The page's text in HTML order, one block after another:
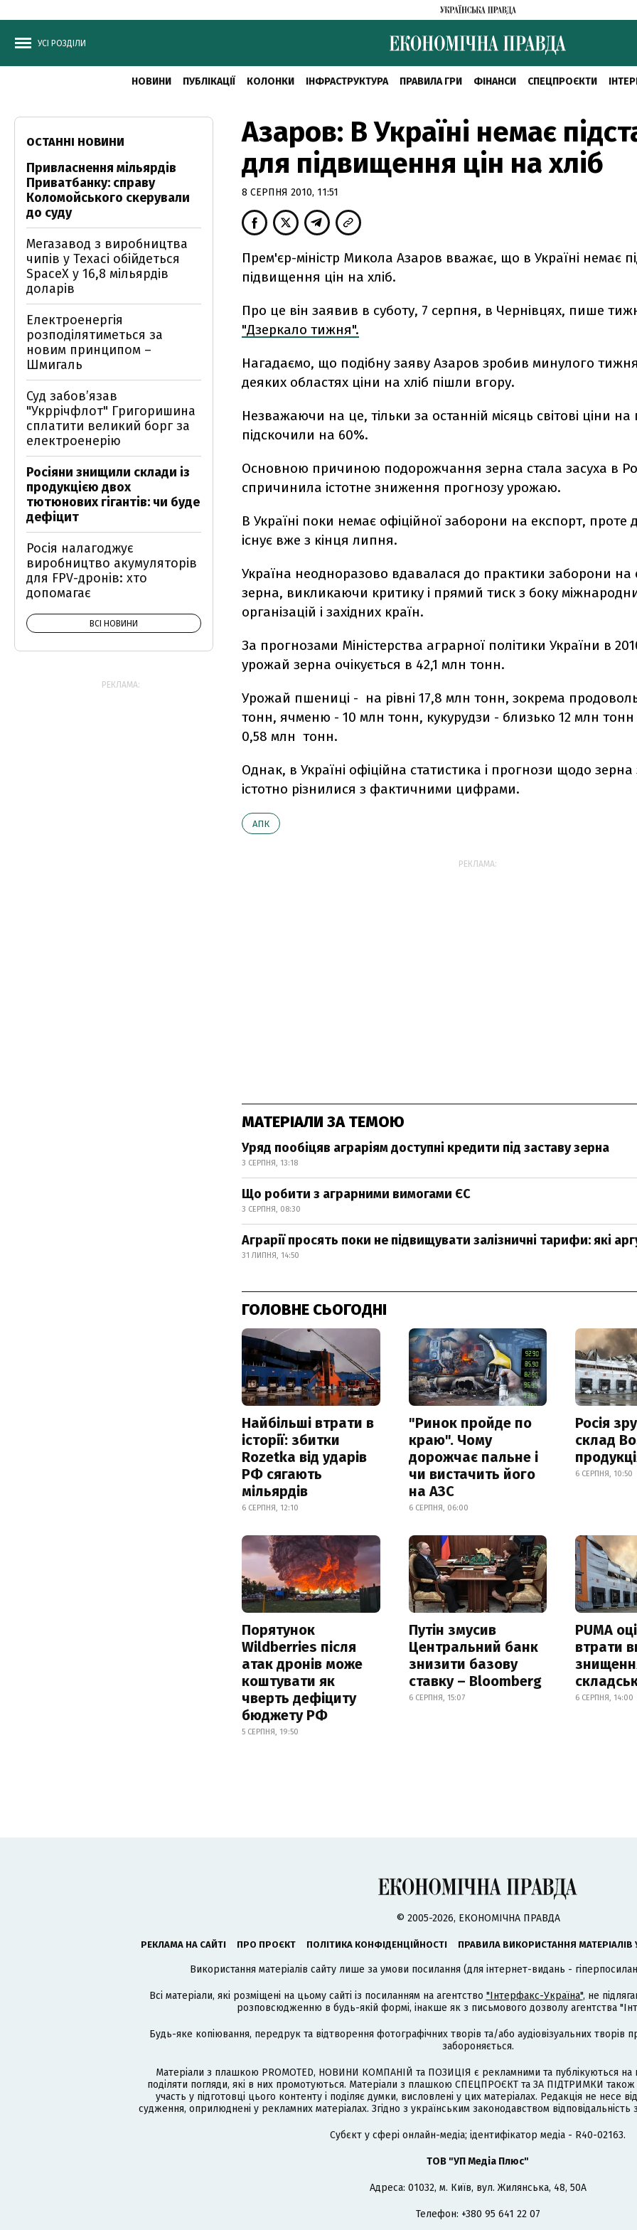
УСІ РОЗДІЛИ
НОВИНИ ПУБЛІКАЦІЇ КОЛОНКИ ІНФРАСТРУКТУРА ПРАВИЛА ГРИ ФІНАНСИ СПЕЦПРОЄКТИ
Азаров: В Україні немає
для підвищення цін на хліб
8 СЕРПНЯ 2010, 11:51
Прем'єр-міністр Микола Азаров вважає, що в Україні немає
підвищення цін на хліб.
Про це він заявив в суботу, 7 серпня, в Чернівцях, пише
"Дзеркало тижня".
Нагадаємо, що подібну заяву Азаров зробив минулого
деяких областях ціни на хліб пішли вгору.
Незважаючи на це, тільки за останній місяць світові ціни
підскочили на 60%.
Основною причиною подорожчання зерна стала засуха в
спричинила істотне зниження прогнозу урожаю.
В Україні поки немає офіційної заборони на експорт, проте
існує вже з кінця липня.
Україна неодноразово вдавалася до практики заборони на
зерна, викликаючи критику і прямий тиск з боку
організацій і західних країн.
За прогнозами Міністерства аграрної політики України в
урожай зерна очікується в 42,1 млн тонн.
Урожай пшениці - на рівні 17,8 млн тонн, зокрема
тонн, ячменю - 10 млн тонн, кукурудзи - близько 12 млн
0,58 млн тонн.
Однак, в Україні офіційна статистика і прогнози щодо
істотно різнилися з фактичними цифрами.
АПК
РЕКЛАМА:
МАТЕРІАЛИ ЗА ТЕМОЮ
Уряд пообіцяв аграріям доступні кредити під заставу зерна
3 СЕРПНЯ, 13:18
Що робити з аграрними вимогами ЄС
3 СЕРПНЯ, 08:30
Аграрії просять поки не підвищувати залізничні тарифи: які
31 ЛИПНЯ, 14:50
ГОЛОВНЕ СЬОГОДНІ
Найбільші втрати в
історії: збитки
Rozetka від ударів
РФ сягають
мільярдів
6 СЕРПНЯ, 12:10
"Ринок пройде по
краю". Чому
дорожчає пальне і
чи вистачить його
на АЗС
6 СЕРПНЯ, 06:00
Росія
склад
6 СЕРПНЯ, 10:50
Порятунок
Wildberries після
атак дронів може
коштувати як
чверть дефіциту
бюджету РФ
5 СЕРПНЯ, 19:50
Путін змусив
Центральний банк
знизити базову
ставку – Bloomberg
6 СЕРПНЯ, 15:07
PUMA
втрати
6 СЕРПНЯ, 14:00
ОСТАННІ НОВИНИ
Привласнення мільярдів
Приватбанку: справу
Коломойського скерували
до суду
Мегазавод з виробництва
чипів у Техасі обійдеться
SpaceX у 16,8 мільярдів
доларів
Електроенергія
розподілятиметься за
новим принципом –
Шмигаль
Суд забов’язав
"Укррічфлот" Григоришина
сплатити великий борг за
електроенерію
Росіяни знищили склади із
продукцією двох
тютюнових гігантів: чи буде
дефіцит
Росія налагоджує
виробництво акумуляторів
для FPV-дронів: хто
допомагає
ВСІ НОВИНИ
РЕКЛАМА:
© 2005-2026, ЕКОНОМІЧНА ПРАВДА
РЕКЛАМА НА САЙТІ ПРО ПРОЄКТ ПОЛІТИКА КОНФІДЕНЦІЙНОСТІ ПРАВИЛА ВИКОРИСТАННЯ МАТЕРІАЛІВ
Використання матеріалів сайту лише за умови посилання (для інтернет-видань -
Всі матеріали, які розміщені на цьому сайті із посиланням на агентство "Інтерфакс-Україна", не
розповсюдженню в будь-якій формі, інакше як з письмового дозволу агентства
Будь-яке копіювання, передрук та відтворення фотографічних творів та/або аудіовізуальних
забороняється.
Матеріали з плашкою PROMOTED, НОВИНИ КОМПАНІЙ та ПОЗИЦІЯ є рекламними та публікуються на
поділяти погляди, які в них промотуються. Матеріали з плашкою СПЕЦПРОЄКТ та ЗА ПІДТРИМКИ
участь у підготовці цього контенту і поділяє думки, висловлені у цих матеріалах. Редакція не несе
судження, оприлюднені у рекламних матеріалах. Згідно з українським законодавством
Cубєкт у сфері онлайн-медіа; ідентифікатор медіа - R40-02163.
ТОВ "УП Медіа Плюс"
Адреса: 01032, м. Київ, вул. Жилянська, 48, 50А
Телефон: +380 95 641 22 07